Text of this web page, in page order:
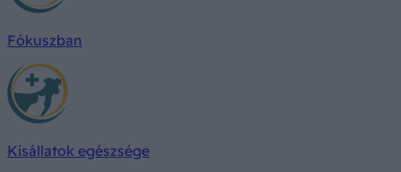
Fókuszban
Kisállatok egészsége